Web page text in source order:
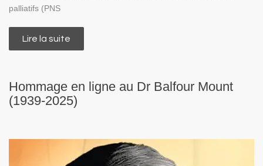
palliatifs (PNS
Lire la suite
au Bénin - 8 au 10 octobre 2026
Hommage en ligne au Dr Balfour Mount
(1939-2025)